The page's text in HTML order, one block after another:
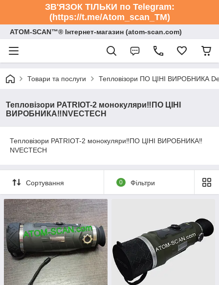
ЗВ'ЯЗОК ТІЛЬКИ по Telegram:
(https://t.me/Atom_scan_TM)
ATOM-SCAN™® Інтернет-магазин (atom-scan.com)
Товари та послуги Тепловізори ПО ЦІНІ ВИРОБНИКА
Тепловізори PATRIOT-2 монокуляри‼️ПО ЦІНІ
ВИРОБНИКА‼️NVECTECH
Тепловізори PATRIOT-2 монокуляри‼️ПО ЦІНІ ВИРОБНИКА‼️
NVECTECH
Сортування 0 Фільтри